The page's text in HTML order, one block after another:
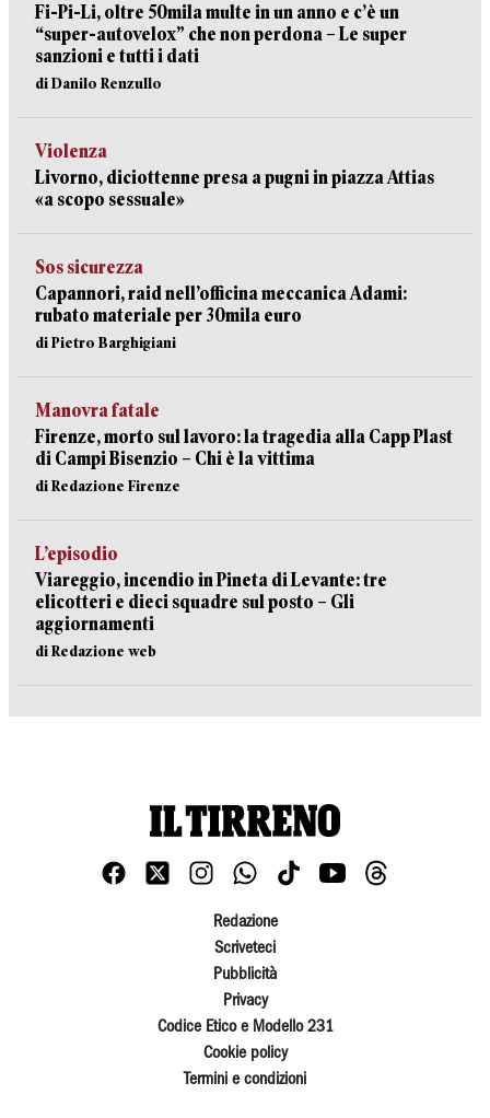
Fi-Pi-Li, oltre 50mila multe in un anno e c’è un
“super-autovelox” che non perdona – Le super
sanzioni e tutti i dati
di Danilo Renzullo
Violenza
Livorno, diciottenne presa a pugni in piazza Attias
«a scopo sessuale»
Sos sicurezza
Capannori, raid nell’officina meccanica Adami:
rubato materiale per 30mila euro
di Pietro Barghigiani
Manovra fatale
Firenze, morto sul lavoro: la tragedia alla Capp Plast
di Campi Bisenzio – Chi è la vittima
di Redazione Firenze
L’episodio
Viareggio, incendio in Pineta di Levante: tre
elicotteri e dieci squadre sul posto – Gli
aggiornamenti
di Redazione web
Redazione
Scriveteci
Pubblicità
Privacy
Codice Etico e Modello 231
Cookie policy
Termini e condizioni